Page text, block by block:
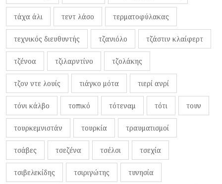
τάχα άλι τεντ λάσο τερματοφύλακας
τεχνικός διευθυντής τζανιόλο τζάστιν κλαίφερτ
τζένοα τζιλαρντίνο τζολάκης
τζον ντε λουίς τιάγκο μότα τιερί ανρί
τόνι κάλβο τοπικό τότεναμ τότι τουν
τουρκεμνιστάν τουρκία τραυματισμοί
τσάβες τσεζένα τσέλσι τσεχία
τσιβελεκίδης τσιριγώτης τυνησία